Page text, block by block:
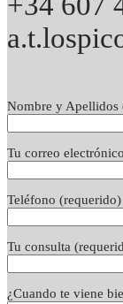
Nombre y Apellidos
Tu correo
Teléfono (requerido)
Tu consulta
¿Cuando te viene